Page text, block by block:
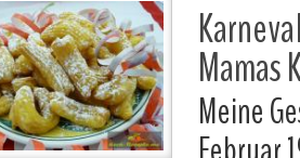
Mamas
Meine